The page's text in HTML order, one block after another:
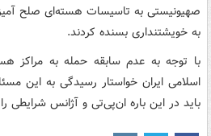
صهیونیستی به تاسیسات هسته‌ای صلح آمیز
به خویشتنداری بسنده کردند.
با توجه به عدم سابقه حمله به مراکز
اسلامی ایران خواستار رسیدگی به این
باید در این باره ان‌پی‌تی و آژانس شرایطی